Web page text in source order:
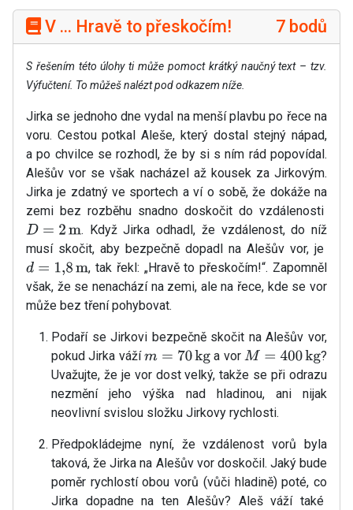
V ... Hravě to přeskočím! 7 bodů
S řešením této úlohy ti může pomoct krátký naučný text – tzv.
Výfučtení. To můžeš nalézt pod odkazem níže.
Jirka se jednoho dne vydal na menší plavbu po řece na
voru. Cestou potkal Aleše, který dostal stejný nápad,
a po chvilce se rozhodl, že by si s ním rád popovídal.
Alešův vor se však nacházel až kousek za Jirkovým.
Jirka je zdatný ve sportech a ví o sobě, že dokáže na
zemi bez rozběhu snadno doskočit do vzdálenosti
D= 2m
. Když Jirka odhadl, že vzdálenost, do níž
musí skočit, aby bezpečně dopadl na Alešův vor, je
d=1, 8m
, tak řekl: „Hravě to přeskočím!“. Zapomněl
však, že se nenachází na zemi, ale na řece, kde se vor
může bez tření pohybovat.
Podaří se Jirkovi bezpečně skočit na Alešův vor,
pokud Jirka vážím= 70 kg a vor M= 400kg
?
Uvažujte, že je vor dost velký, takže se při odrazu
nezmění jeho výška nad hladinou, ani nijak
neovlivní svislou složku Jirkovy rychlosti.
Předpokládejme nyní, že vzdálenost vorů byla
taková, že Jirka na Alešův vor doskočil. Jaký bude
poměr rychlostí obou vorů (vůči hladině) poté, co
Jirka dopadne na ten Alešův? Aleš váží také